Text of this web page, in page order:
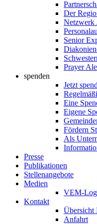
Der
Netzwerk
Senior
Prayer
spenden
Jetzt
Eine
Eigene
Fördern
Als
Presse
Publikationen
Stellenangebote
Medien
VEM-
Kontakt
Übersicht
Anfahrt